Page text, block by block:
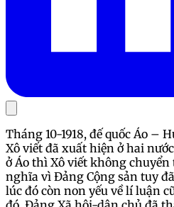
Tháng 10-1918, đế quốc Áo –
Xô viết đã xuất hiện ở hai
ở Áo thì Xô viết không
nghĩa vì Đảng Cộng sản tuy
lúc đó còn non yếu về lí luận